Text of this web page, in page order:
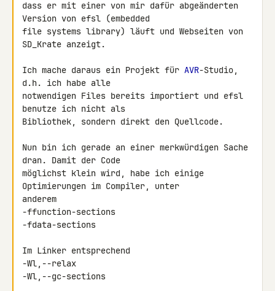
dass er mit einer von mir dafür abgeänderten
Version von efsl (embedded
file systems library) läuft und Webseiten von
SD_Krate anzeigt.
Ich mache daraus ein Projekt für AVR-Studio,
d.h. ich habe alle
notwendigen Files bereits importiert und efsl
benutze ich nicht als
Bibliothek, sondern direkt den Quellcode.
Nun bin ich gerade an einer merkwürdigen Sache
dran. Damit der Code
möglichst klein wird, habe ich einige
Optimierungen im Compiler, unter
anderem
-ffunction-sections
-fdata-sections
Im Linker entsprechend
-Wl,--relax
-Wl,--gc-sections